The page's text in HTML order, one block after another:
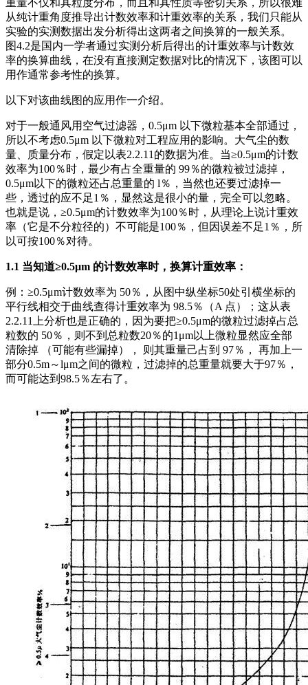
重量不仅和其粒度分布，而且和其性质等密切关系，所以很难
从纯计重角度推导出计数效率和计重效率的关系，我们只能从
实验的实测数据出发分析得出这两者之间换算的一般关系。
图4.2是国内一学者通过实测分析后得出的计重效率与计数效
率的换算曲线，在没有直接测定数据对比的情况下，该图可以
用作通常参考性的换算。
以下对该曲线图的应用作一介绍。
对于一般通风用空气过滤器，0.5μm 以下微粒基本全部通过，
所以不考虑0.5μm 以下微粒对工程应用的影响。大气尘的数
量、质量分布，假定以表2.2.11的数据为准。当≥0.5μm的计数
效率为100％时，最少有占全重量的 99％的微粒被过滤掉，
0.5μm以下的微粒还占总重量的 l％，当然也还要过滤掉一
些，透过的应不足1％，显然这是很小的量，完全可以忽略。
也就是说，≥0.5μm的计数效率为100％时，从理论上说计重效
率（它是不分粒径的）不可能是100％，但因误差不足1％，所
以可按100％对待。
1.1 当知道≥0.5μm 的计数效率时，换算计重效率：
例：≥0.5μm计数效率为 50％，从图中纵坐标50处引横坐标的
平行线相交于曲线查得计重效率为 98.5％（A 点）；这从表
2.2.11上分析也是正确的，因为要把≥0.5μm的微粒过滤掉占总
粒数的 50％，则不到总粒数20％的1μm以上微粒显然应全部
清除掉 （可能有些漏掉）， 则其重量己占到 97％， 再加上一
部分0.5m～lμm之间的微粒，过滤掉的总重量就要大于97％，
而可能达到98.5％左右了。